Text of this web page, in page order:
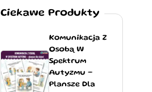
klas 1-3
Ciekawe Produkty
Komunikacja Z
Osobą W
Spektrum
Autyzmu –
Plansze Dla